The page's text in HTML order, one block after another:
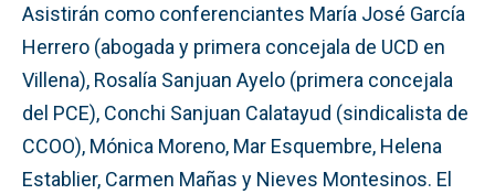
Asistirán como conferenciantes María José García
Herrero (abogada y primera concejala de UCD en
Villena), Rosalía Sanjuan Ayelo (primera concejala
del PCE), Conchi Sanjuan Calatayud (sindicalista de
CCOO), Mónica Moreno, Mar Esquembre, Helena
Establier, Carmen Mañas y Nieves Montesinos. El